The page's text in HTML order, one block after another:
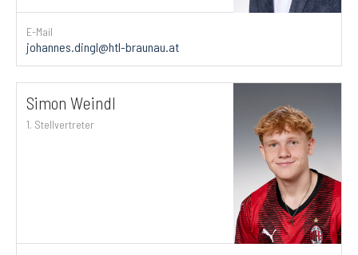
E-Mail
johannes.dingl@htl-braunau.at
Simon Weindl
1. Stellvertreter